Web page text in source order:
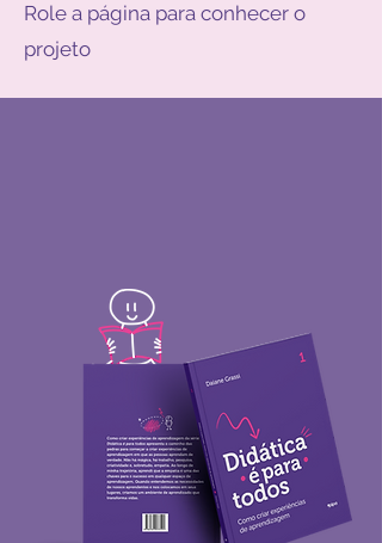
Role a página para conhecer o
projeto